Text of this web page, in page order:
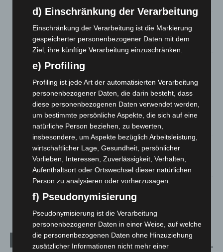
entdeckt
7. August 2026
Brand im „Haus der Begegnung“ in Neuwarmbüchen schnell
eingedämmt
6. August 2026
Region Hannover: 21 neue Notfallsanitäter starten beim
Roten Kreuz
5. August 2026
Mann läuft mit Hockeyschläger über A7 – Polizei sucht
Zeugen
5. August 2026
5. August 2026
Kategorien
d) Einschränkung der Verarbeitung
Einschränkung der Verarbeitung ist die Markierung
gespeicherter personenbezogener Daten mit dem
Ziel, ihre künftige Verarbeitung einzuschränken.
e) Profiling
Profiling ist jede Art der automatisierten Verarbeitung
personenbezogener Daten, die darin besteht, dass
diese personenbezogenen Daten verwendet werden,
um bestimmte persönliche Aspekte, die sich auf eine
natürliche Person beziehen, zu bewerten,
insbesondere, um Aspekte bezüglich Arbeitsleistung,
wirtschaftlicher Lage, Gesundheit, persönlicher
Vorlieben, Interessen, Zuverlässigkeit, Verhalten,
Aufenthaltsort oder Ortswechsel dieser natürlichen
Person zu analysieren oder vorherzusagen.
f) Pseudonymisierung
Pseudonymisierung ist die Verarbeitung
personenbezogener Daten in einer Weise, auf welche
die personenbezogenen Daten ohne Hinzuziehung
zusätzlicher Informationen nicht mehr einer